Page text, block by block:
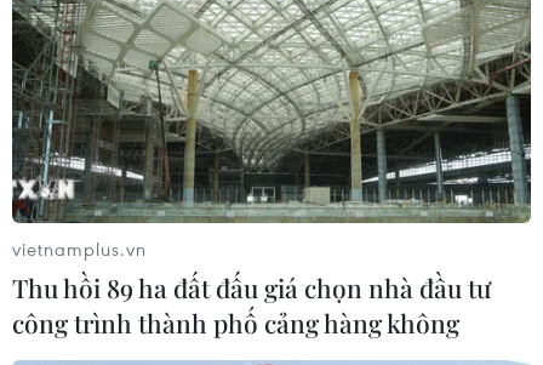
Giữ lửa văn hóa Việt và lan tỏa tinh
thần "tương thân tương ái" tại Nhật
Bản
25/07/2026 13:21
Trại Hè Việt Nam: Kết nối cộng đồng
người Việt Nam ở nước ngoài với quê
hương
24/07/2026 15:01
vietnamplus.vn
Thu hồi 89 ha đất đấu giá chọn nhà đầu tư
công trình thành phố cảng hàng không